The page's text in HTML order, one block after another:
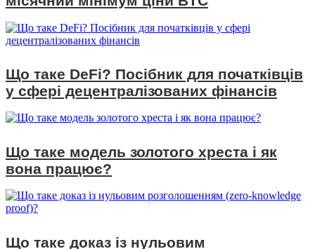
Що таке DeFi? Посібник для початківців
у сфері децентралізованих фінансів
Що таке модель золотого хреста і як
вона працює?
Що таке доказ із нульовим